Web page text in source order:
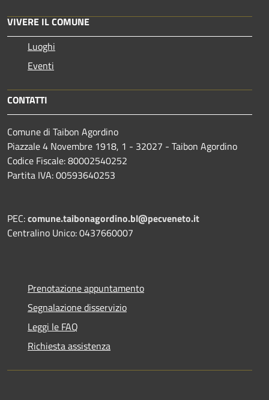
VIVERE IL COMUNE
Luoghi
Eventi
CONTATTI
Comune di Taibon Agordino
Piazzale 4 Novembre 1918, 1 - 32027 - Taibon Agordino
Codice Fiscale: 80002540252
Partita IVA: 00593640253
PEC:comune.taibonagordino.bl@pecveneto.it
Centralino Unico: 0437660007
Prenotazione appuntamento
Segnalazione disservizio
Leggi le FAQ
Richiesta assistenza